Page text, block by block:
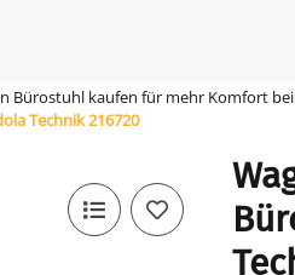
Bürostuhl kaufen für mehr Komfort
Technik 216720